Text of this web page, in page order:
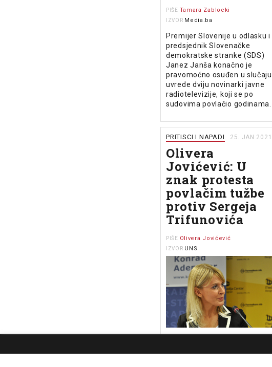
PIŠE Tamara Zablocki
IZVOR Media.ba
Premijer Slovenije u odlasku i
predsjednik Slovenačke
demokratske stranke (SDS)
Janez Janša konačno je
pravomoćno osuđen u slučaju
uvrede dviju novinarki javne
radiotelevizije, koji se po
sudovima povlačio godinama.
PRITISCI I NAPADI 25. JAN 2021.
Olivera
Jovićević: U
znak protesta
povlačim tužbe
protiv Sergeja
Trifunovića
PIŠE Olivera Jovićević
IZVOR UNS